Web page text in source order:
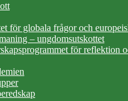
för globala frågor och
– ungdomsutskottet
för reflektion